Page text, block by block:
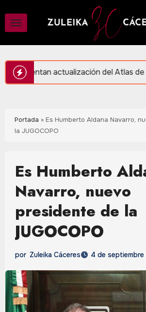
contenido
del Atlas de Peligros y Riesgos en
Portada » Es Humberto Aldana Navarro,
la JUGOCOPO
Es Humberto
Navarro, nuevo
presidente de la
JUGOCOPO
por Zuleika Cáceres 4 de septiembre